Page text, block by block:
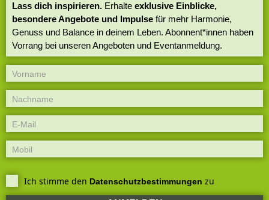
Lass dich inspirieren. Erhalte exklusive Einblicke,
besondere Angebote und Impulse für mehr Harmonie,
Genuss und Balance in deinem Leben. Abonnent*innen haben
Vorrang bei unseren Angeboten und Eventanmeldung.
Ich stimme den Datenschutzbestimmungen zu